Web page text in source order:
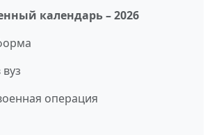
календарь – 2026
операция